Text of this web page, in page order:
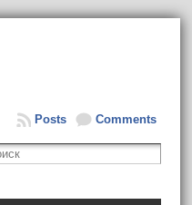
Comments
Posts